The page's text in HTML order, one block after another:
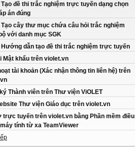
Tạo đề thi trắc nghiệm trực tuyến dạng chọn
án đúng
Tạo cây thư mục chứa câu hỏi trắc nghiệm
với danh mục SGK
Hướng dẫn tạo đề thi trắc nghiệm trực tuyến
Mật khẩu trên violet.vn
tài khoản (Xác nhận thông tin liên hệ) trên
Thành viên trên Thư viện ViOLET
Thư viện Giáo dục trên violet.vn
trực tuyến trên violet.vn bằng Phần mềm điều
tính từ xa TeamViewer